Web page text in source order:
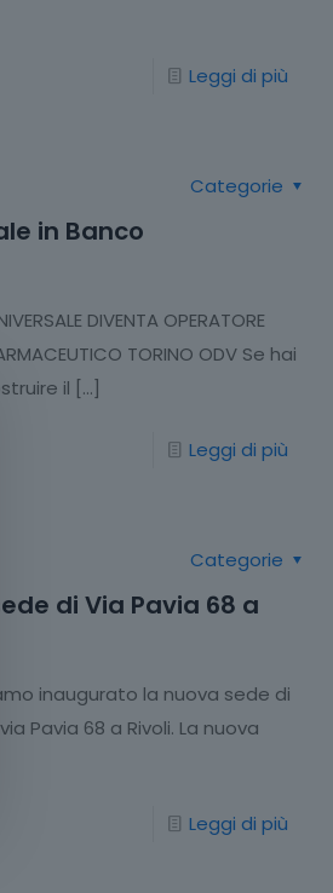
Leggi di più
Categorie
in Banco
DIVENTA OPERATORE
TORINO ODV Se hai
il […]
Leggi di più
Categorie
di Via Pavia 68 a
inaugurato la nuova sede di
Pavia 68 a Rivoli. La nuova
Leggi di più